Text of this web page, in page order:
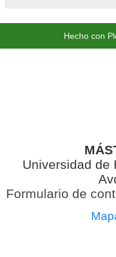
Hecho con
Universidad de
Formulario de